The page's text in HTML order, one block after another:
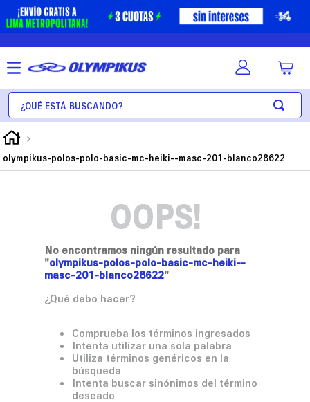
¿Qué está buscando?
olympikus-polos-polo-basic-mc-heiki--masc-201-blanco28622
OOPS!
No encontramos ningún resultado para
"olympikus-polos-polo-basic-mc-heiki--
masc-201-blanco28622"
¿Qué debo hacer?
Comprueba los términos ingresados
Intenta utilizar una sola palabra
Utiliza términos genéricos en la
búsqueda
Intenta buscar sinónimos del término
deseado